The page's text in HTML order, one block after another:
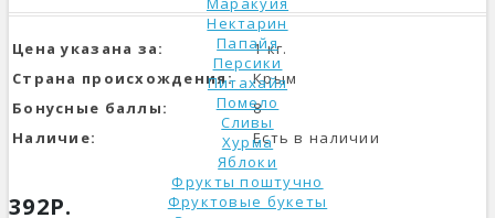
Нектарин
Папайя
Персики
Питахайя
Помело
Сливы
Хурма
Яблоки
Фрукты поштучно
Фруктовые букеты
Цена указана за:
1 кг.
Страна происхождения:
Крым
Бонусные баллы:
8
Наличие:
Есть в наличии
392Р.